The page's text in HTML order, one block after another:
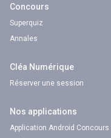
Concours
Superquiz
Annales
Cléa Numérique
Réserver une session
Nos applications
Application Android Concours